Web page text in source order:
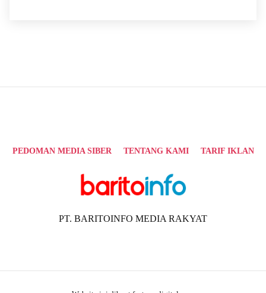
PEDOMAN MEDIA SIBER TENTANG KAMI TARIF IKLAN
PT. BARITOINFO MEDIA RAKYAT